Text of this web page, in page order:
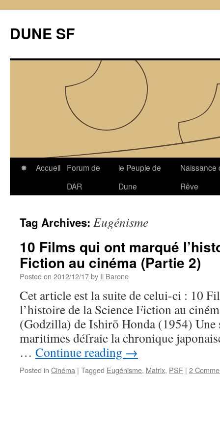
content
DUNE SF
✸ Accueil
Forum de
DAR
le Peuple de
Dune
Naissance
Rêve
Tag Archives: Eugénisme
10 Films qui ont marqué
Fiction au cinéma (Partie 2)
Posted on 2012/12/17by Il Barone
Cet article est la suite de celui-ci : 10
l’histoire de la Science Fiction au
(Godzilla) de Ishirō Honda (1954) Une
maritimes défraie la chronique
… Continue reading →
Posted in Cinéma | Tagged Eugénisme, Matrix, PSF | 2